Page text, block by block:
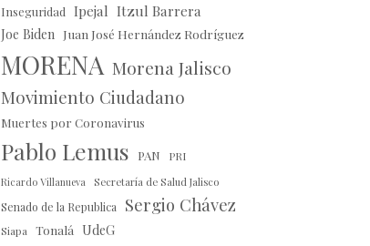
Inseguridad Ipejal Itzul Barrera
Joe Biden Juan José Hernández Rodríguez
MORENA Morena Jalisco
Movimiento Ciudadano
Muertes por Coronavirus
Pablo Lemus PAN PRI
Ricardo Villanueva Secretaría de Salud Jalisco
Senado de la Republica Sergio Chávez
Siapa Tonalá UdeG